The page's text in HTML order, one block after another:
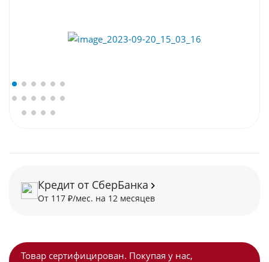
Товар сертифицирован. Покупая у нас,
Кредит от СберБанка
От 117 ₽/мес. на 12 месяцев